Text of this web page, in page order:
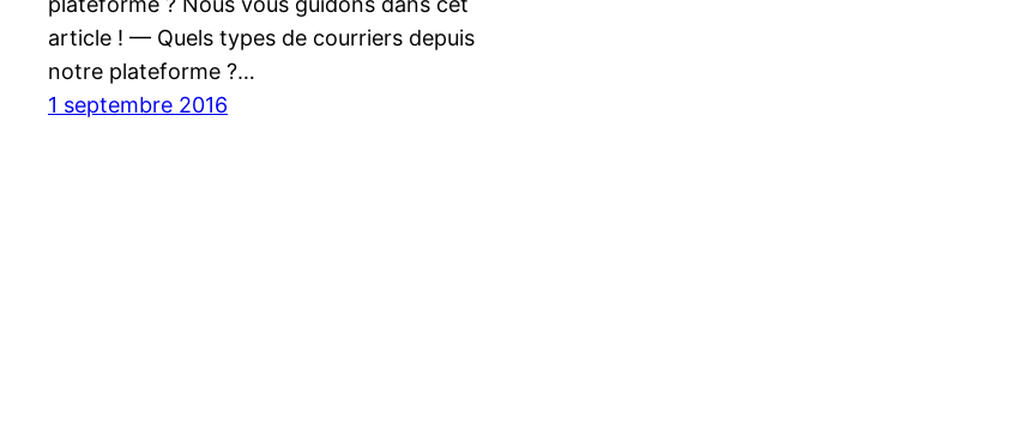
article ! — Quels types de courriers depuis
notre plateforme ?…
1 septembre 2016